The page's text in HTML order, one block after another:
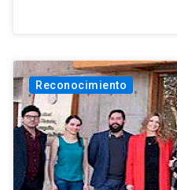
Reconocimiento